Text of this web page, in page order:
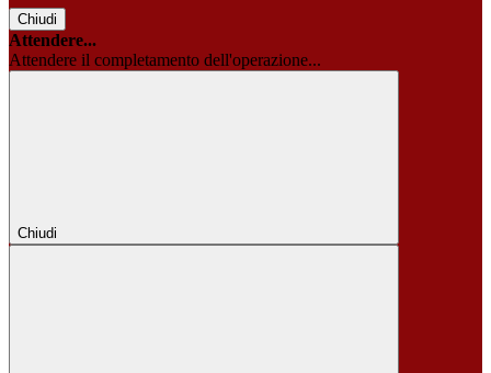
Chiudi
Attendere...
Attendere il completamento dell'operazione...
Chiudi